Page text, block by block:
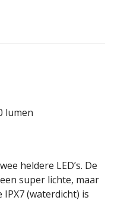
lumen
heldere LED’s. De
super lichte, maar
(waterdicht) is